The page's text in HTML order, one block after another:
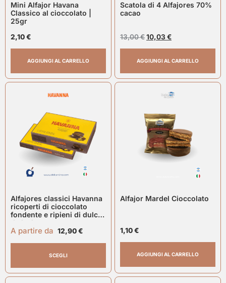
Mini Alfajor Havana
Classico al cioccolato |
25gr
2,10€
AGGIUNGI AL CARRELLO
Scatola di 4 Alfajores 70%
cacao
13,00€10,03€
AGGIUNGI AL CARRELLO
Alfajores classici Havanna
ricoperti di cioccolato
fondente e ripieni di dulce
de leche
A partire da 12,90€
SCEGLI
Alfajor Mardel Cioccolato
1,10€
AGGIUNGI AL CARRELLO